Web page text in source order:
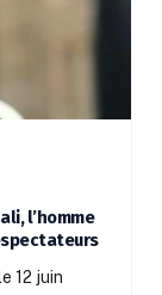
l’homme
12 juin